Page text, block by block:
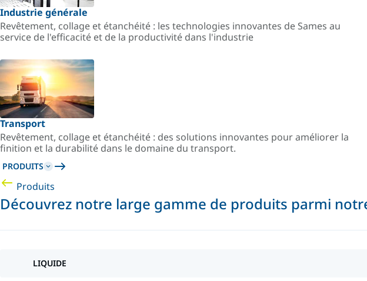
Industrie générale
Revêtement, collage et étanchéité : les technologies innovantes de Sames au
service de l'efficacité et de la productivité dans l'industrie
Transport
Revêtement, collage et étanchéité : des solutions innovantes pour améliorer la
finition et la durabilité dans le domaine du transport.
PRODUITS
Produits
Découvrez notre large gamme de produits parmi
LIQUIDE